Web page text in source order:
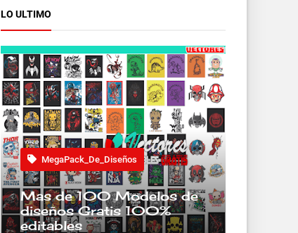
LO ULTIMO
MegaPack_De_Diseños
Mas de 100 Modelos de
diseños Gratis 100%
editables